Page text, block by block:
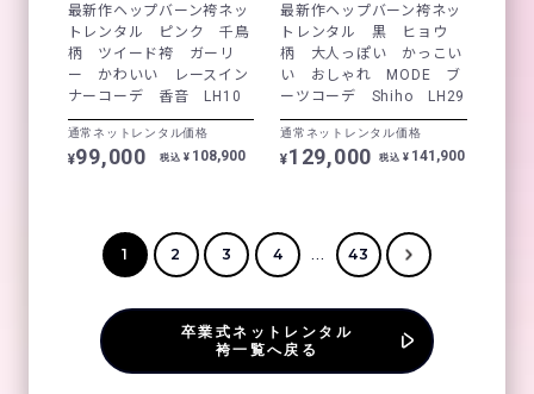
最新作ヘップバーン袴ネッ
トレンタル ピンク 千鳥
柄 ツイード袴 ガーリ
ー かわいい レースイン
ナーコーデ 香音 LH10
通常ネットレンタル価格
¥99,000 税込 ¥ 108,900
最新作ヘップバーン袴ネッ
トレンタル 黒 ヒョウ
柄 大人っぽい かっこい
い おしゃれ MODE ブ
ーツコーデ Shiho LH29
通常ネットレンタル価格
¥129,000 税込 ¥ 141,900
1 2 3 4 ... 43
卒業式ネットレンタル
袴一覧へ戻る